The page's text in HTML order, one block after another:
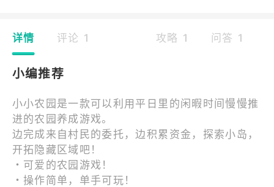
详情 评论 1 攻略 1 问答 1
小编推荐
小小农园是一款可以利用平日里的闲暇时间慢慢推
进的农园养成游戏。
边完成来自村民的委托，边积累资金，探索小岛，
开拓隐藏区域吧！
・可爱的农园游戏！
・操作简单，单手可玩！